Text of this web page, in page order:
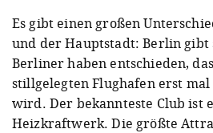
Es gibt einen großen
und der Hauptstadt: Berlin gibt
Berliner haben entschieden,
stillgelegten Flughafen erst
wird. Der bekannteste Club ist
Heizkraftwerk. Die größte